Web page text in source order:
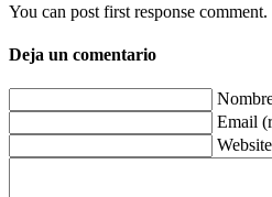
You can post first response comment.
Deja un comentario
Email
Website